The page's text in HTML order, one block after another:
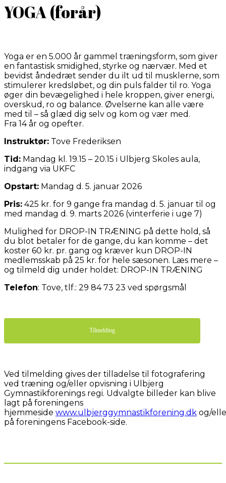
YOGA (forår)
Yoga er en 5.000 år gammel træningsform, som giver
en fantastisk smidighed, styrke og nærvær. Med et
bevidst åndedræt sender du ilt ud til musklerne, som
stimulerer kredsløbet, og din puls falder til ro. Yoga
øger din bevægelighed i hele kroppen, giver energi,
overskud, ro og balance. Øvelserne kan alle være
med til – så glæd dig selv og kom og vær med.
Fra 14 år og opefter.
Instruktør: Tove Frederiksen
Tid: Mandag kl. 19.15 – 20.15 i Ulbjerg Skoles aula,
indgang via UKFC
Opstart: Mandag d. 5. januar 2026
Pris: 425 kr. for 9 gange fra mandag d. 5. januar til og
med mandag d. 9. marts 2026 (vinterferie i uge 7)
Mulighed for DROP-IN TRÆNING på dette hold, så
du blot betaler for de gange, du kan komme – det
koster 60 kr. pr. gang og kræver kun DROP-IN
medlemsskab på 25 kr. for hele sæsonen. Læs mere –
og tilmeld dig under holdet: DROP-IN TRÆNING
Telefon: Tove, tlf.: 29 84 73 23 ved spørgsmål
Tilmelding
Ved tilmelding gives der tilladelse til fotografering
ved træning og/eller opvisning i Ulbjerg
Gymnastikforenings regi. Udvalgte billeder kan blive
lagt på foreningens
hjemmeside www.ulbjerggymnastikforening.dk og/
på foreningens Facebook-side.